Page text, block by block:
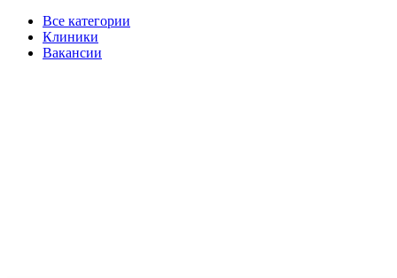
Все категории
Клиники
Вакансии